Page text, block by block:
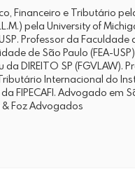
Financeiro e Tributário
pela University of
Professor da
de São Paulo (FEA-
DIREITO SP (FGVLAW).
Internacional do
FIPECAFI. Advogado em
Foz Advogados